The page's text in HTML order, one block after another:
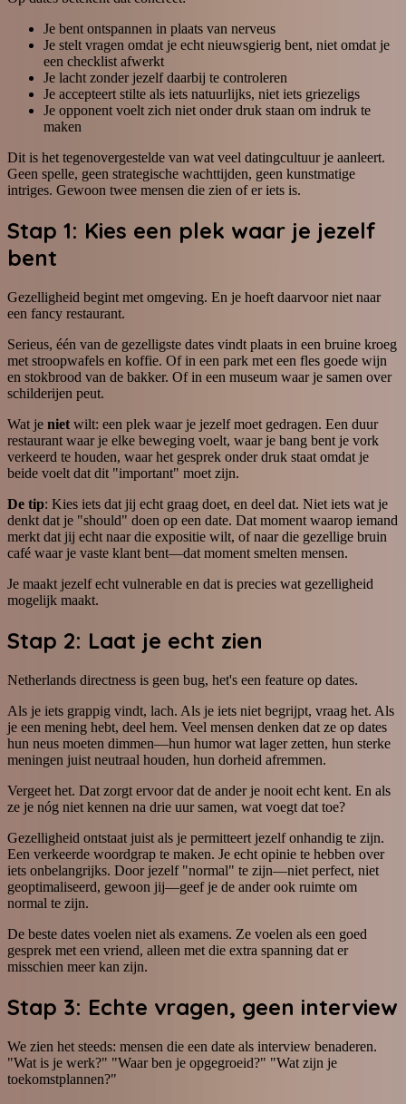
Je bent ontspannen in plaats van nerveus
Je stelt vragen omdat je echt nieuwsgierig bent, niet omdat je
een checklist afwerkt
Je lacht zonder jezelf daarbij te controleren
Je accepteert stilte als iets natuurlijks, niet iets griezeligs
Je opponent voelt zich niet onder druk staan om indruk te
maken
Dit is het tegenovergestelde van wat veel datingcultuur je aanleert.
Geen spelle, geen strategische wachttijden, geen kunstmatige
intriges. Gewoon twee mensen die zien of er iets is.
Stap 1: Kies een plek waar je jezelf
bent
Gezelligheid begint met omgeving. En je hoeft daarvoor niet naar
een fancy restaurant.
Serieus, één van de gezelligste dates vindt plaats in een bruine kroeg
met stroopwafels en koffie. Of in een park met een fles goede wijn
en stokbrood van de bakker. Of in een museum waar je samen over
schilderijen peut.
Wat je niet wilt: een plek waar je jezelf moet gedragen. Een duur
restaurant waar je elke beweging voelt, waar je bang bent je vork
verkeerd te houden, waar het gesprek onder druk staat omdat je
beide voelt dat dit "important" moet zijn.
De tip: Kies iets dat jij echt graag doet, en deel dat. Niet iets wat je
denkt dat je "should" doen op een date. Dat moment waarop iemand
merkt dat jij echt naar die expositie wilt, of naar die gezellige bruin
café waar je vaste klant bent—dat moment smelten mensen.
Je maakt jezelf echt vulnerable en dat is precies wat gezelligheid
mogelijk maakt.
Stap 2: Laat je echt zien
Netherlands directness is geen bug, het's een feature op dates.
Als je iets grappig vindt, lach. Als je iets niet begrijpt, vraag het. Als
je een mening hebt, deel hem. Veel mensen denken dat ze op dates
hun neus moeten dimmen—hun humor wat lager zetten, hun sterke
meningen juist neutraal houden, hun dorheid afremmen.
Vergeet het. Dat zorgt ervoor dat de ander je nooit echt kent. En als
ze je nóg niet kennen na drie uur samen, wat voegt dat toe?
Gezelligheid ontstaat juist als je permitteert jezelf onhandig te zijn.
Een verkeerde woordgrap te maken. Je echt opinie te hebben over
iets onbelangrijks. Door jezelf "normal" te zijn—niet perfect, niet
geoptimaliseerd, gewoon jij—geef je de ander ook ruimte om
normal te zijn.
De beste dates voelen niet als examens. Ze voelen als een goed
gesprek met een vriend, alleen met die extra spanning dat er
misschien meer kan zijn.
Stap 3: Echte vragen, geen interview
We zien het steeds: mensen die een date als interview benaderen.
"Wat is je werk?" "Waar ben je opgegroeid?" "Wat zijn je
toekomstplannen?"